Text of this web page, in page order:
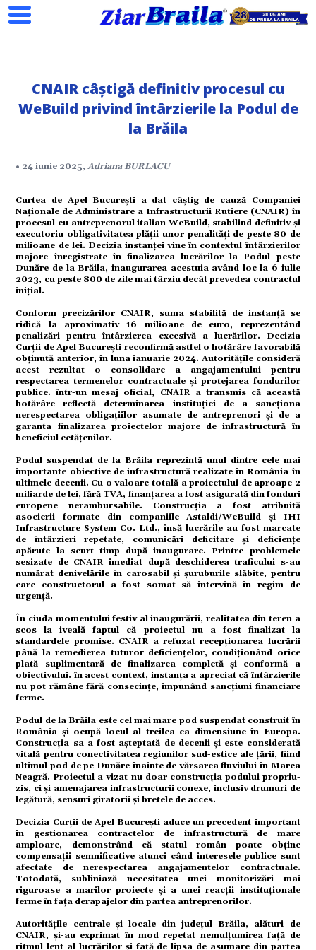
CNAIR câștigă definitiv procesul cu
WeBuild privind întârzierile la Podul de
la Brăila
• 24 iunie 2025,Adriana BURLACU
Curtea de Apel București a dat câștig de cauză Companiei
Naționale de Administrare a Infrastructurii Rutiere (CNAIR) în
procesul cu antreprenorul italian WeBuild, stabilind definitiv și
executoriu obligativitatea plății unor penalități de peste 80 de
milioane de lei. Decizia instanței vine în contextul întârzierilor
majore înregistrate în finalizarea lucrărilor la Podul peste
Dunăre de la Brăila, inaugurarea acestuia având loc la 6 iulie
2023, cu peste 800 de zile mai târziu decât prevedea contractul
inițial.
Conform precizărilor CNAIR, suma stabilită de instanță se
ridică la aproximativ 16 milioane de euro, reprezentând
penalizări pentru întârzierea excesivă a lucrărilor. Decizia
Curții de Apel București reconfirmă astfel o hotărâre favorabilă
obținută anterior, în luna ianuarie 2024. Autoritățile consideră
acest rezultat o consolidare a angajamentului pentru
respectarea termenelor contractuale și protejarea fondurilor
publice. într-un mesaj oficial, CNAIR a transmis că această
hotărâre reflectă determinarea instituției de a sancționa
nerespectarea obligațiilor asumate de antreprenori și de a
garanta finalizarea proiectelor majore de infrastructură în
beneficiul cetățenilor.
Podul suspendat de la Brăila reprezintă unul dintre cele mai
importante obiective de infrastructură realizate în România în
ultimele decenii. Cu o valoare totală a proiectului de aproape 2
miliarde de lei, fără TVA, finanțarea a fost asigurată din fonduri
europene nerambursabile. Construcția a fost atribuită
asocierii formate din companiile Astaldi/WeBuild și IHI
Infrastructure System Co. Ltd., însă lucrările au fost marcate
de întârzieri repetate, comunicări deficitare și deficiențe
apărute la scurt timp după inaugurare. Printre problemele
sesizate de CNAIR imediat după deschiderea traficului s-au
numărat denivelările în carosabil și șuruburile slăbite, pentru
care constructorul a fost somat să intervină în regim de
urgență.
În ciuda momentului festiv al inaugurării, realitatea din teren a
scos la iveală faptul că proiectul nu a fost finalizat la
standardele promise. CNAIR a refuzat recepționarea lucrării
până la remedierea tuturor deficiențelor, condiționând orice
plată suplimentară de finalizarea completă și conformă a
obiectivului. în acest context, instanța a apreciat că întârzierile
nu pot rămâne fără consecințe, impunând sancțiuni financiare
ferme.
Podul de la Brăila este cel mai mare pod suspendat construit în
România și ocupă locul al treilea ca dimensiune în Europa.
Construcția sa a fost așteptată de decenii și este considerată
vitală pentru conectivitatea regiunilor sud-estice ale țării, fiind
ultimul pod de pe Dunăre înainte de vărsarea fluviului în Marea
Neagră. Proiectul a vizat nu doar construcția podului propriu-
zis, ci și amenajarea infrastructurii conexe, inclusiv drumuri de
legătură, sensuri giratorii și bretele de acces.
Decizia Curții de Apel București aduce un precedent important
în gestionarea contractelor de infrastructură de mare
amploare, demonstrând că statul român poate obține
compensații semnificative atunci când interesele publice sunt
afectate de nerespectarea angajamentelor contractuale.
Totodată, subliniază necesitatea unei monitorizări mai
riguroase a marilor proiecte și a unei reacții instituționale
ferme în fața derapajelor din partea antreprenorilor.
Autoritățile centrale și locale din județul Brăila, alături de
CNAIR, și-au exprimat în mod repetat nemulțumirea față de
ritmul lent al lucrărilor și față de lipsa de asumare din partea